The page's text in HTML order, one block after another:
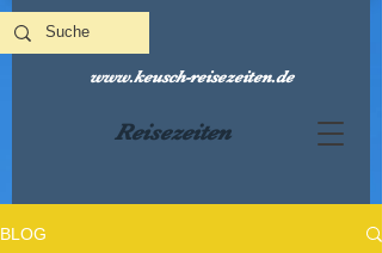
Reisezeiten
www.keusch-reisezeiten.de
BLOG